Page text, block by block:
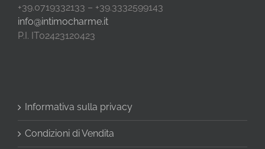
+39.0719332133 – +39.3332599143
info@intimocharme.it
P.I. IT02423120423
Informativa sulla privacy
Condizioni di Vendita